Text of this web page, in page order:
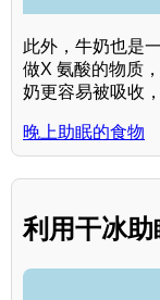
此外，牛奶也是
做X 氨酸的物质
奶更容易被吸收
晚上助眠的食物
利用干冰